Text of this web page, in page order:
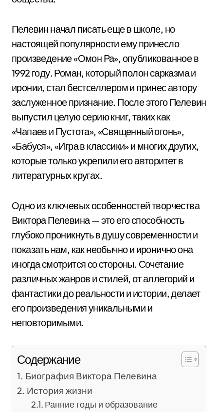
Пелевин начал писать еще в школе, но
настоящей популярности ему принесло
произведение «Омон Ра», опубликованное в
1992 году. Роман, который полон сарказма и
иронии, стал бестселлером и принес автору
заслуженное признание. После этого Пелевин
выпустил целую серию книг, таких как
«Чапаев и Пустота», «Священный огонь»,
«Бабуся», «Игра в классики» и многих других,
которые только укрепили его авторитет в
литературных кругах.
Одно из ключевых особенностей творчества
Виктора Пелевина — это его способность
глубоко проникнуть в душу современности и
показать нам, как необычно и иронично она
иногда смотрится со стороны. Сочетание
различных жанров и стилей, от аллегорий и
фантастики до реальности и истории, делает
его произведения уникальными и
неповторимыми.
Содержание
Биография Виктора Пелевина
История жизни
Ранние годы и образование